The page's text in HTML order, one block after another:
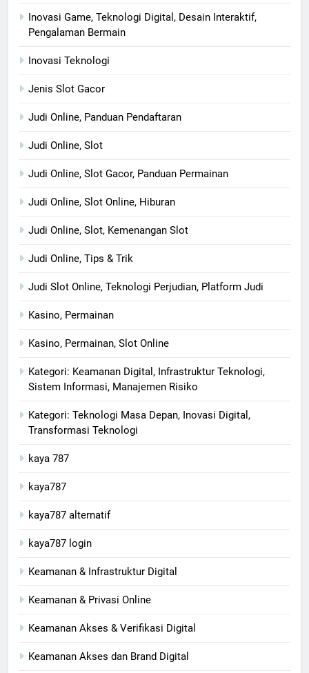
Inovasi Game, Teknologi Digital, Desain Interaktif,
Pengalaman Bermain
Inovasi Teknologi
Jenis Slot Gacor
Judi Online, Panduan Pendaftaran
Judi Online, Slot
Judi Online, Slot Gacor, Panduan Permainan
Judi Online, Slot Online, Hiburan
Judi Online, Slot, Kemenangan Slot
Judi Online, Tips & Trik
Judi Slot Online, Teknologi Perjudian, Platform Judi
Kasino, Permainan
Kasino, Permainan, Slot Online
Kategori: Keamanan Digital, Infrastruktur Teknologi,
Sistem Informasi, Manajemen Risiko
Kategori: Teknologi Masa Depan, Inovasi Digital,
Transformasi Teknologi
kaya 787
kaya787
kaya787 alternatif
kaya787 login
Keamanan & Infrastruktur Digital
Keamanan & Privasi Online
Keamanan Akses & Verifikasi Digital
Keamanan Akses dan Brand Digital